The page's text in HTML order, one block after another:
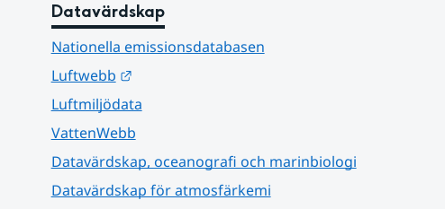
Datavärdskap
Nationella emissionsdatabasen
Luftwebb
Länk till annan webbplats.
Luftmiljödata
VattenWebb
Datavärdskap, oceanografi och marinbiologi
Datavärdskap för atmosfärkemi